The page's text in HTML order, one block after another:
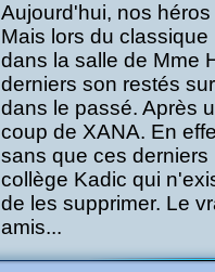
Aujourd'hui, nos
Mais lors du
dans la salle de Mme
derniers son restés
dans le passé. Après
coup de XANA. En
sans que ces
collège Kadic qui
de les supprimer. Le
amis...